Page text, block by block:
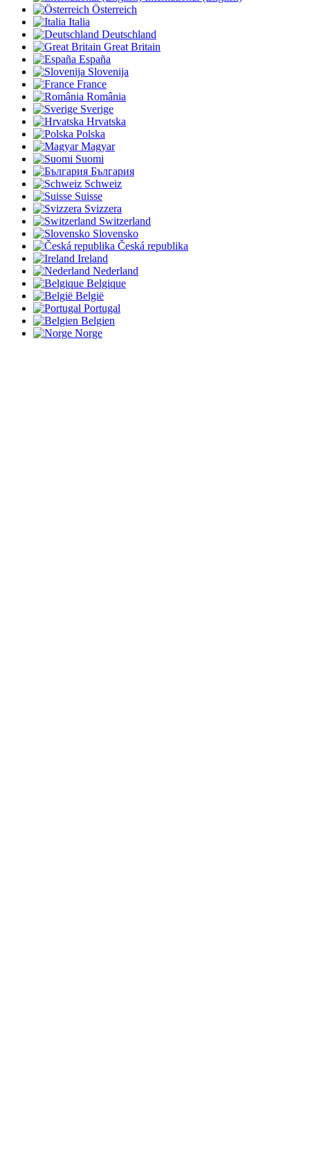
Österreich
Italia
Deutschland
Great Britain
España
Slovenija
France
România
Sverige
Hrvatska
Polska
Magyar
Suomi
България
Schweiz
Suisse
Svizzera
Switzerland
Slovensko
Česká republika
Ireland
Nederland
Belgique
België
Portugal
Belgien
Norge